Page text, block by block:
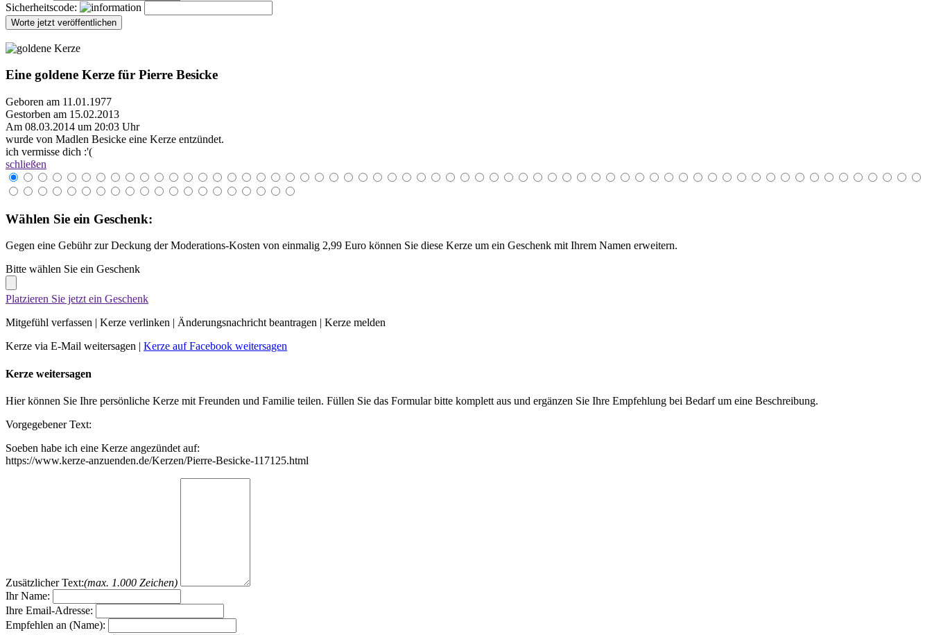
Sicherheitscode:
Eine goldene Kerze für Pierre Besicke
Geboren am 11.01.1977
Gestorben am 15.02.2013
Am 08.03.2014 um 20:03 Uhr
wurde von Madlen Besicke eine Kerze entzündet.
ich vermisse dich :'(
schließen
Wählen Sie ein Geschenk:
Gegen eine Gebühr zur Deckung der Moderations-Kosten von einmalig 2,99 Euro können Sie diese Kerze um ein Geschenk mit Ihrem Namen erweitern.
Bitte wählen Sie ein Geschenk
Platzieren Sie jetzt ein Geschenk
Mitgefühl verfassen
Kerze verlinken Änderungsnachricht beantragen
Kerze melden
Kerze via E-Mail weitersagen
Kerze auf Facebook weitersagen
Kerze weitersagen
Hier können Sie Ihre persönliche Kerze mit Freunden und Familie teilen. Füllen Sie das Formular bitte komplett aus und ergänzen Sie Ihre Empfehlung bei Bedarf um eine Beschreibung.
Vorgegebener Text:
Soeben habe ich eine Kerze angezündet auf:
https://www.kerze-anzuenden.de/Kerzen/Pierre-Besicke-117125.html
Zusätzlicher Text:(max. 1.000 Zeichen)
Ihr Name:
Ihre Email-Adresse:
Empfehlen an (Name):